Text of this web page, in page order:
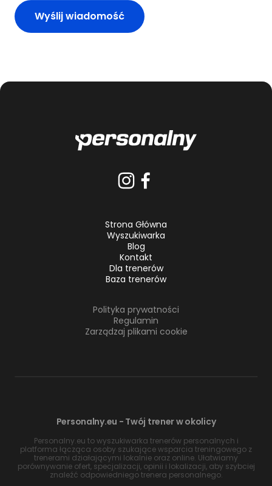
Wyślij wiadomość
Strona Główna
Wyszukiwarka
Blog
Kontakt
Dla trenerów
Baza trenerów
Polityka prywatności
Regulamin
Zarządzaj plikami cookie
Personalny.eu - Twój trener w okolicy
Personalny.eu to wyszukiwarka trenerów personalnych i
platforma łącząca osoby szukające wsparcia treningowego z
trenerami działającymi lokalnie oraz online. Ułatwiamy
porównywanie ofert, specjalizacji, opinii i lokalizacji, aby szybciej
znaleźć odpowiedniego trenera personalnego.